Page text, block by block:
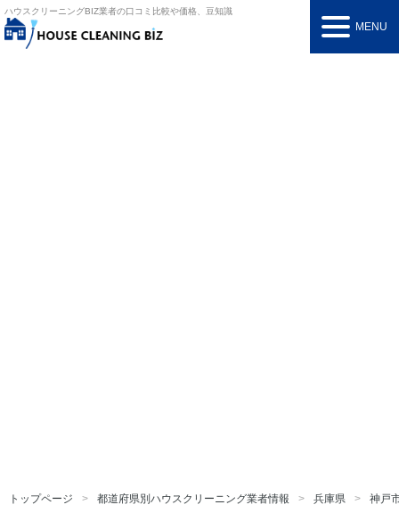
ハウスクリーニングBIZ業者の口コミ比較や価格、豆知識
MENU
トップページ 都道府県別ハウスクリーニング業者情報 兵庫県 神戸